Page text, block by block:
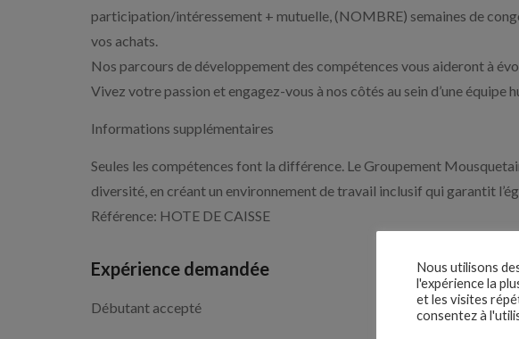
participation/intéressement + mutuelle, (NOMBRE) semaines de
vos achats.
Nos parcours de développement des compétences vous aideront à
Vivez votre passion et engagez-vous à nos côtés au sein d’une équipe
Informations supplémentaires
Seules les compétences font la différence. Le Groupement
diversité, en créant un environnement de travail inclusif qui garantit
Référence: HOTE DE CAISSE
Expérience demandée
Débutant accepté
Nous utilisons
l'expérience la
et les visites
consentez à